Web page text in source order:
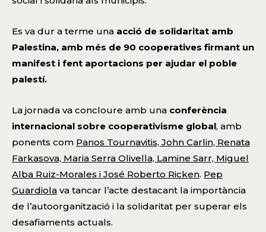
Es va dur a terme una acció de solidaritat amb
Palestina, amb més de 90 cooperatives firmant un
manifest i fent aportacions per ajudar el poble
palestí.
La jornada va concloure amb una conferència
internacional sobre cooperativisme global, amb
ponents com Panos Tournavitis, John Carlin, Renata
Farkasova, Maria Serra Olivella, Lamine Sarr, Miguel
Alba Ruiz-Morales i José Roberto Ricken. Pep
Guardiola va tancar l’acte destacant la importància
de l’autoorganització i la solidaritat per superar els
desafiaments actuals.